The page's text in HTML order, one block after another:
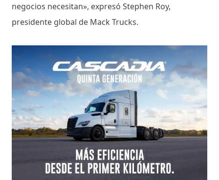
negocios necesitan», expresó Stephen Roy,
presidente global de Mack Trucks.